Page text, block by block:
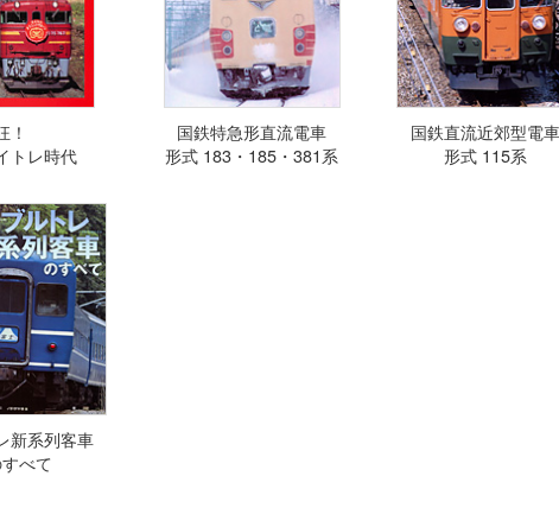
！
トレ時代
国鉄特急形直流電車
形式 183・185・381系
国鉄直流近郊型電車
形式 115系
新系列客車
べて